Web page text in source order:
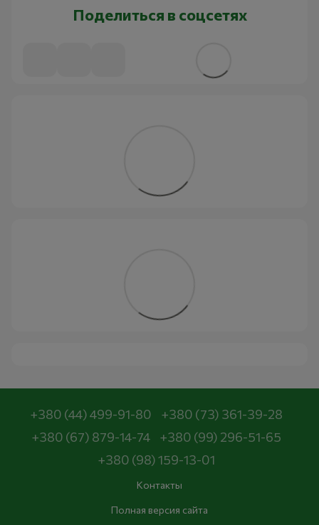
Поделиться в соцсетях
+380 (44) 499-91-80
+380 (73) 361-39-28
+380 (67) 879-14-74
+380 (99) 296-51-65
+380 (98) 159-13-01
Контакты
Полная версия сайта